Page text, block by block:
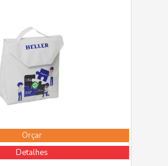
Orçar
Detalhes